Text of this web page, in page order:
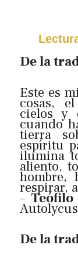
De la
Este es
cosas,
cielos y
cuando
tierra
espíritu
ilumina
aliento,
hombre,
respirar,
–
De la